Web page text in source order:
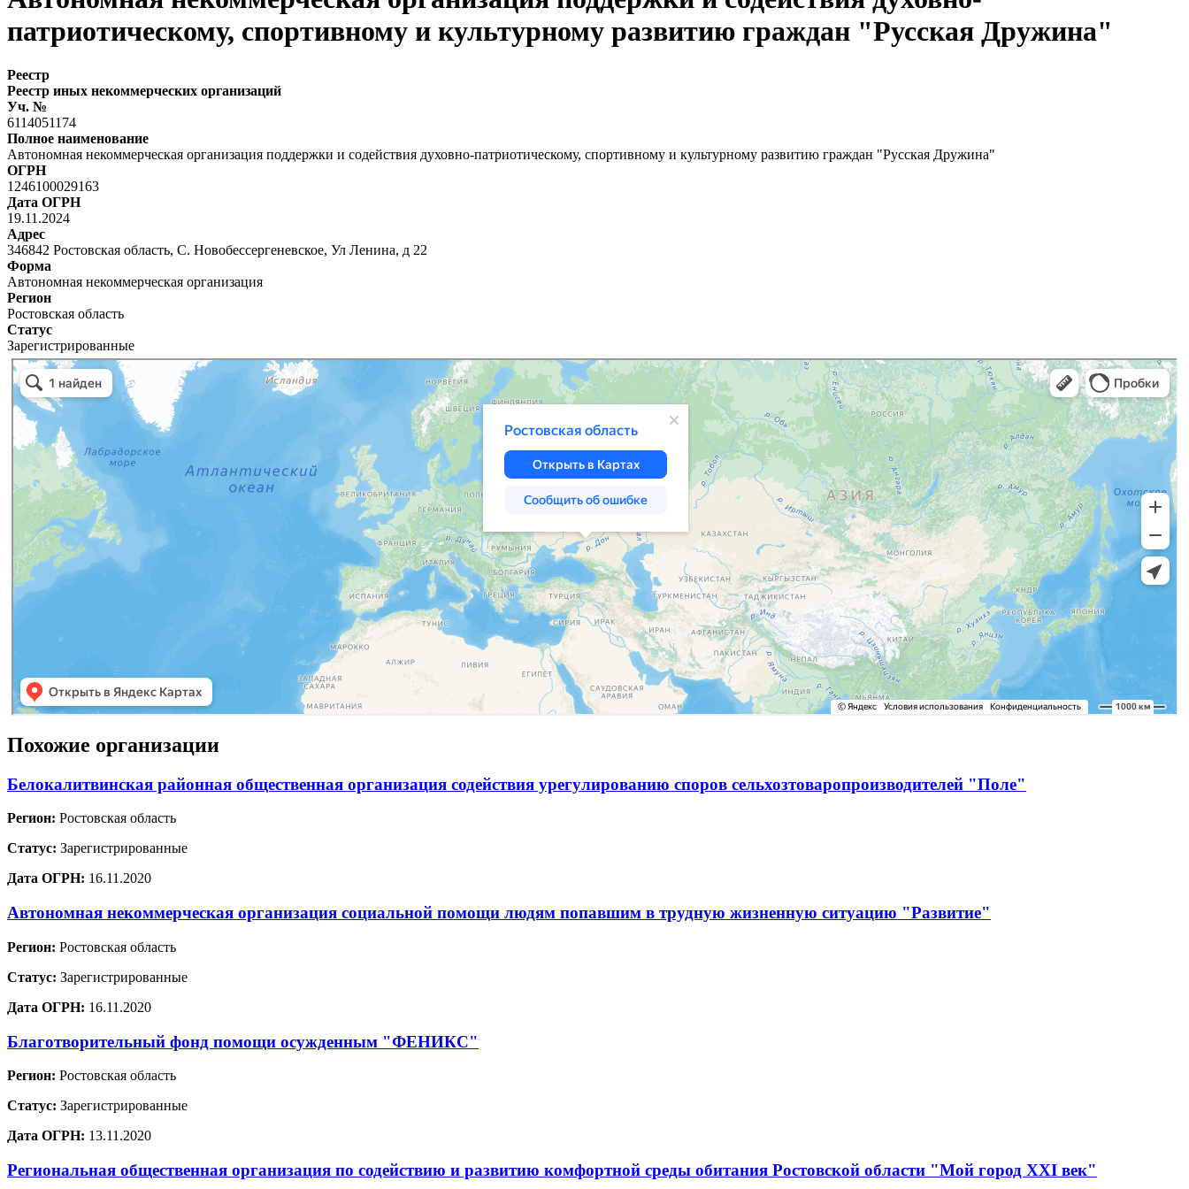
патриотическому, спортивному и культурному развитию граждан "Русская Дружина"
Реестр
Реестр иных некоммерческих организаций
Уч. №
6114051174
Полное наименование
Автономная некоммерческая организация поддержки и содействия духовно-патриотическому, спортивному и культурному развитию граждан "Русская Дружина"
ОГРН
1246100029163
Дата ОГРН
19.11.2024
Адрес
346842 Ростовская область, С. Новобессергеневское, Ул Ленина, д 22
Форма
Автономная некоммерческая организация
Регион
Ростовская область
Статус
Зарегистрированные
Похожие организации
Белокалитвинская районная общественная организация содействия урегулированию споров сельхозтоваропроизводителей "Поле"
Регион: Ростовская область
Статус: Зарегистрированные
Дата ОГРН: 16.11.2020
Автономная некоммерческая организация социальной помощи людям попавшим в трудную жизненную ситуацию "Развитие"
Регион: Ростовская область
Статус: Зарегистрированные
Дата ОГРН: 16.11.2020
Благотворительный фонд помощи осужденным "ФЕНИКС"
Регион: Ростовская область
Статус: Зарегистрированные
Дата ОГРН: 13.11.2020
Региональная общественная организация по содействию и развитию комфортной среды обитания Ростовской области "Мой город XXI век"